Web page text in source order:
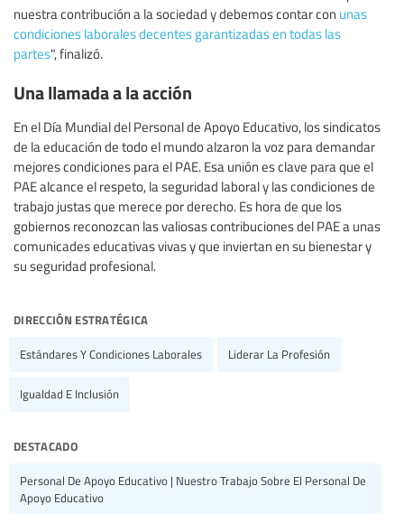
nuestra contribución a la sociedad y debemos contar con unas
condiciones laborales decentes garantizadas en todas las
partes", finalizó.
Una llamada a la acción
En el Día Mundial del Personal de Apoyo Educativo, los sindicatos
de la educación de todo el mundo alzaron la voz para demandar
mejores condiciones para el PAE. Esa unión es clave para que el
PAE alcance el respeto, la seguridad laboral y las condiciones de
trabajo justas que merece por derecho. Es hora de que los
gobiernos reconozcan las valiosas contribuciones del PAE a unas
comunicades educativas vivas y que inviertan en su bienestar y
su seguridad profesional.
dirección estratégica
Estándares Y Condiciones Laborales Liderar La Profesión
Igualdad E Inclusión
destacado
Personal De Apoyo Educativo | Nuestro Trabajo Sobre El Personal De
Apoyo Educativo